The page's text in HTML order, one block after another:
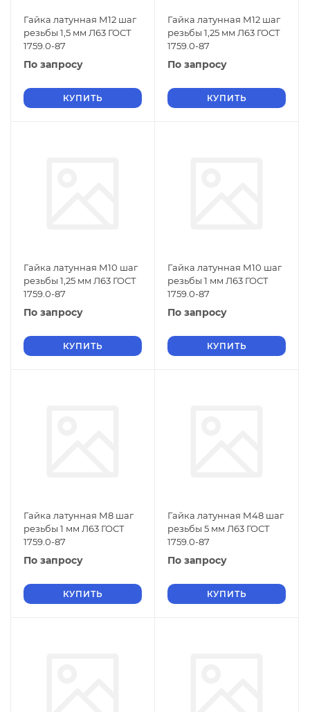
Гайка латунная М12 шаг
резьбы 1,5 мм Л63 ГОСТ
1759.0-87
По запросу
КУПИТЬ
Гайка латунная М12 шаг
резьбы 1,25 мм Л63 ГОСТ
1759.0-87
По запросу
КУПИТЬ
Гайка латунная М10 шаг
резьбы 1,25 мм Л63 ГОСТ
1759.0-87
По запросу
КУПИТЬ
Гайка латунная М10 шаг
резьбы 1 мм Л63 ГОСТ
1759.0-87
По запросу
КУПИТЬ
Гайка латунная М8 шаг
резьбы 1 мм Л63 ГОСТ
1759.0-87
По запросу
КУПИТЬ
Гайка латунная М48 шаг
резьбы 5 мм Л63 ГОСТ
1759.0-87
По запросу
КУПИТЬ